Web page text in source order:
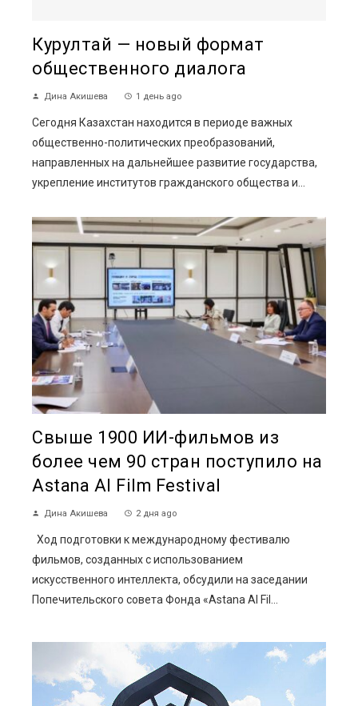
Курултай — новый формат
общественного диалога
Дина Акишева 1 день ago
Сегодня Казахстан находится в периоде важных
общественно-политических преобразований,
направленных на дальнейшее развитие государства,
укрепление институтов гражданского общества и...
Свыше 1900 ИИ-фильмов из
более чем 90 стран поступило на
Astana AI Film Festival
Дина Акишева 2 дня ago
Ход подготовки к международному фестивалю
фильмов, созданных с использованием
искусственного интеллекта, обсудили на заседании
Попечительского совета Фонда «Astana AI Fil...